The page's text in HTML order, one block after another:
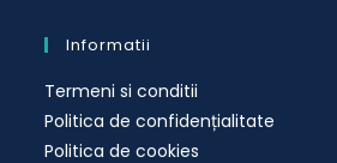
Informatii
Termeni si conditii
Politica de confidențialitate
Politica de cookies